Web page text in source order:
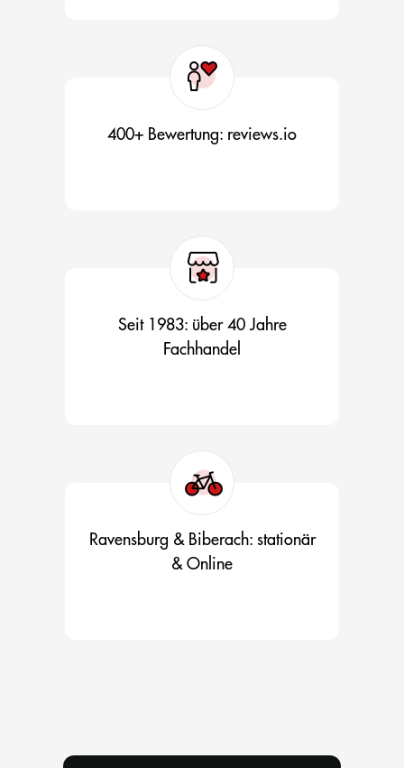
400+ Bewertung: reviews.io
Seit 1983: über 40 Jahre
Fachhandel
Ravensburg & Biberach: stationär
& Online